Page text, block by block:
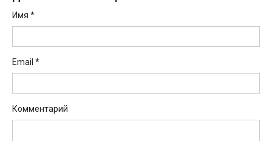
Имя *
Email *
Комментарий